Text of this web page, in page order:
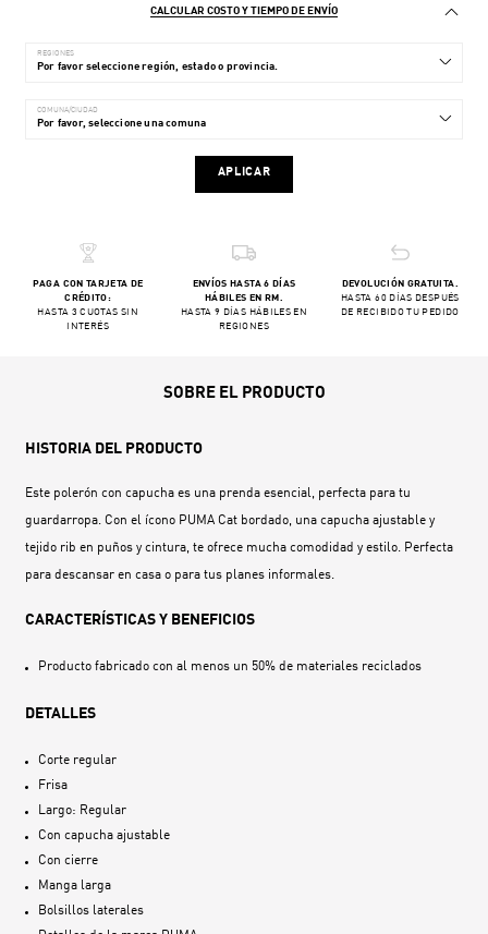
CALCULAR COSTO Y TIEMPO DE ENVÍO
REGIONES
COMUNA/CIUDAD
APLICAR
PAGA CON TARJETA DE
CRÉDITO:
HASTA 3 CUOTAS SIN
INTERÉS
ENVÍOS HASTA 6 DÍAS
HÁBILES EN RM.
HASTA 9 DÍAS HÁBILES EN
REGIONES
DEVOLUCIÓN GRATUITA.
HASTA 60 DÍAS DESPUÉS
DE RECIBIDO TU PEDIDO
SOBRE EL PRODUCTO
HISTORIA DEL PRODUCTO
Este polerón con capucha es una prenda esencial, perfecta para tu
guardarropa. Con el ícono PUMA Cat bordado, una capucha ajustable y
tejido rib en puños y cintura, te ofrece mucha comodidad y estilo. Perfecta
para descansar en casa o para tus planes informales.
CARACTERÍSTICAS Y BENEFICIOS
Producto fabricado con al menos un 50% de materiales reciclados
DETALLES
Corte regular
Frisa
Largo: Regular
Con capucha ajustable
Con cierre
Manga larga
Bolsillos laterales